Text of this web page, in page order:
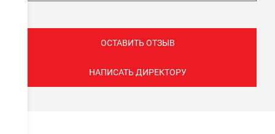
ОСТАВИТЬ ОТЗЫВ
НАПИСАТЬ ДИРЕКТОРУ